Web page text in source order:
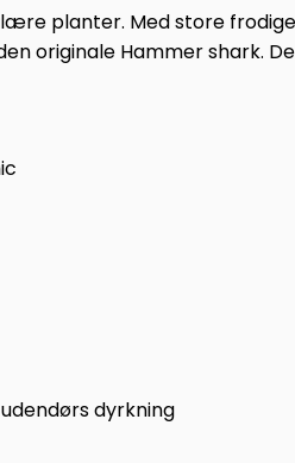
planter. Med store
originale Hammer shark.
dyrkning